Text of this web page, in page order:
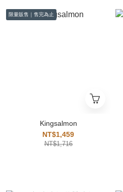
限量販售｜售完為止
Kingsalmon
NT$1,459
NT$1,716